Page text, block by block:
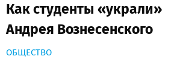
Как студенты «украли»
Андрея Вознесенского
ОБЩЕСТВО